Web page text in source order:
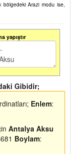
bölgedeki Arazi modu ise,
yapıştır
Gibidir;
Enlem:
Antalya Aksu
Boylam: